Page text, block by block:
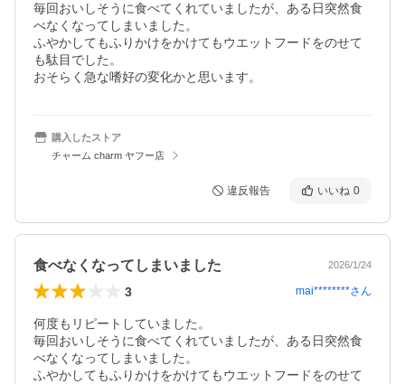
毎回おいしそうに食べてくれていましたが、ある日突然食
べなくなってしまいました。
ふやかしてもふりかけをかけてもウエットフードをのせて
も駄目でした。
おそらく急な嗜好の変化かと思います。
購入したストア
チャーム charm ヤフー店
違反報告 いいね 0
食べなくなってしまいました 2026/1/24
3 mai********さん
何度もリピートしていました。
毎回おいしそうに食べてくれていましたが、ある日突然食
べなくなってしまいました。
ふやかしてもふりかけをかけてもウエットフードをのせて